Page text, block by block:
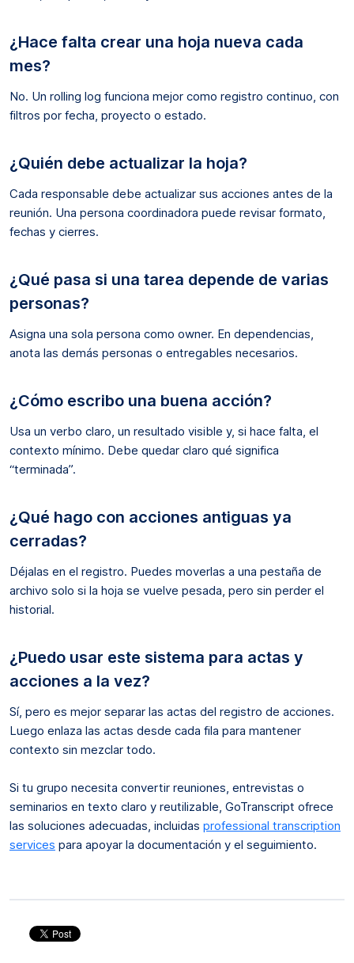
¿Hace falta crear una hoja nueva cada
mes?
No. Un rolling log funciona mejor como registro continuo, con
filtros por fecha, proyecto o estado.
¿Quién debe actualizar la hoja?
Cada responsable debe actualizar sus acciones antes de la
reunión. Una persona coordinadora puede revisar formato,
fechas y cierres.
¿Qué pasa si una tarea depende de varias
personas?
Asigna una sola persona como owner. En dependencias,
anota las demás personas o entregables necesarios.
¿Cómo escribo una buena acción?
Usa un verbo claro, un resultado visible y, si hace falta, el
contexto mínimo. Debe quedar claro qué significa
“terminada”.
¿Qué hago con acciones antiguas ya
cerradas?
Déjalas en el registro. Puedes moverlas a una pestaña de
archivo solo si la hoja se vuelve pesada, pero sin perder el
historial.
¿Puedo usar este sistema para actas y
acciones a la vez?
Sí, pero es mejor separar las actas del registro de acciones.
Luego enlaza las actas desde cada fila para mantener
contexto sin mezclar todo.
Si tu grupo necesita convertir reuniones, entrevistas o
seminarios en texto claro y reutilizable, GoTranscript ofrece
las soluciones adecuadas, incluidas professional transcription
services para apoyar la documentación y el seguimiento.